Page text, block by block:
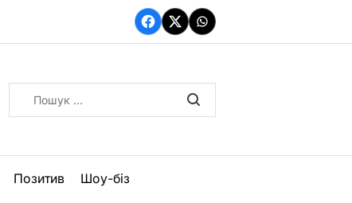
Facebook
TwitterWhatsApp
Позитив Шоу-біз